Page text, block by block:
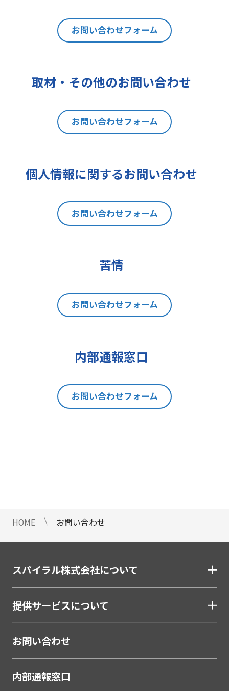
正、追加又は削除、利用の停止、消
去及び第三者への提供の停止（以下
「開示等」といいます。）を請求す
は、後述の消費者相談・苦情窓口に
本手続きにあたり、貴方がご本人で
あることを確認させて頂きますこと
をご了承下さい。
ご提出頂く個人情報について、開示
利を有します。
(1)取扱いの制限を要求する権利
(4)同意を撤回する権利
(5)GDPRの監督機関に不服を申し立
8 個人情報提出の任意性及び当該
情報を与えなかった場合に本人に生
にあたり、貴方の同意を得た場合に
す。但し、貴方の同意が頂けない場
合は、お問い合わせの回答、当社の
製品・サービスのご案内や当社が独
当社は、ご提出頂く個人情報につい
定を行いません。
10 当社Web サイトでのクッキー
（Cookie）の使用について
お客様がブラウザの設定でクッキー
の送受信を許可している場合、当社
Webサイトでクッキーまたは同種の
技術（Webビーコンなど）を使用し
て、お客様による当社Webサイトの
利用状況等のデータ（以下、「閲覧
お問い合わせフォーム
取材・その他のお問い合わせ
お問い合わせフォーム
個人情報に関するお問い合わせ
お問い合わせフォーム
苦情
お問い合わせフォーム
内部通報窓口
お問い合わせフォーム
HOME お問い合わせ
スパイラル株式会社について
提供サービスについて
お問い合わせ
内部通報窓口